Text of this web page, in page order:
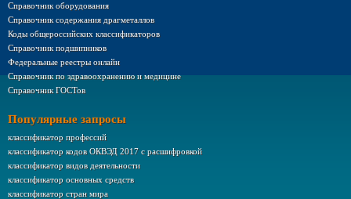
Справочник оборудования
Справочник содержания драгметаллов
Коды общероссийских классификаторов
Справочник подшипников
Федеральные реестры онлайн
Справочник по здравоохранению и медицине
Справочник ГОСТов
Популярные запросы
классификатор профессий
классификатор кодов ОКВЭД 2017 с расшифровкой
классификатор видов деятельности
классификатор основных средств
классификатор стран мира